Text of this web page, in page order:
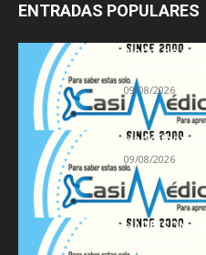
ENTRADAS POPULARES
Notas de
curso 2022/
09/08/2026
Hackathon
09/08/2026
HARRISON